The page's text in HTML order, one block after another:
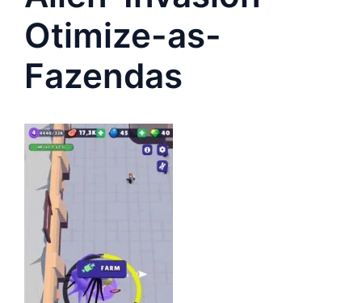
Otimize-as-
Fazendas